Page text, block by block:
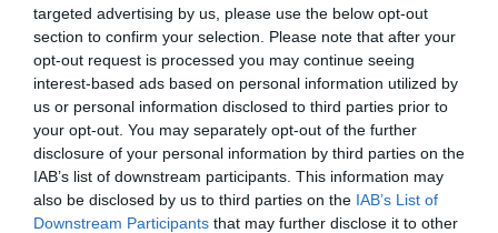
targeted advertising by us, please use the below opt-out
section to confirm your selection. Please note that after your
opt-out request is processed you may continue seeing
interest-based ads based on personal information utilized by
us or personal information disclosed to third parties prior to
your opt-out. You may separately opt-out of the further
disclosure of your personal information by third parties on the
IAB’s list of downstream participants. This information may
also be disclosed by us to third parties on the IAB’s List of
Downstream Participants that may further disclose it to other
A világon több mint 190 országban
találhatunk metróhálózatokat, ez
nagyjából ezer metróvonalar és közel
hatezer metróállomást foglal magában.
2024. AUGUSZTUS 19. ● TURI DÁNIEL
Lenyűgözőek, látványosak,
lélegzetelállítóak – íme, a
világ…